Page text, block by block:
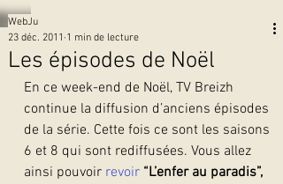
Découvrir les saisons
Les épisodes de Noël
WebJu
23 déc. 2011 1 min de lecture
En ce week-end de Noël, TV Breizh
continue la diffusion d’anciens épisodes
de la série. Cette fois ce sont les saisons
6 et 8 qui sont rediffusées. Vous allez
ainsi pouvoir revoir “L’enfer au paradis”,